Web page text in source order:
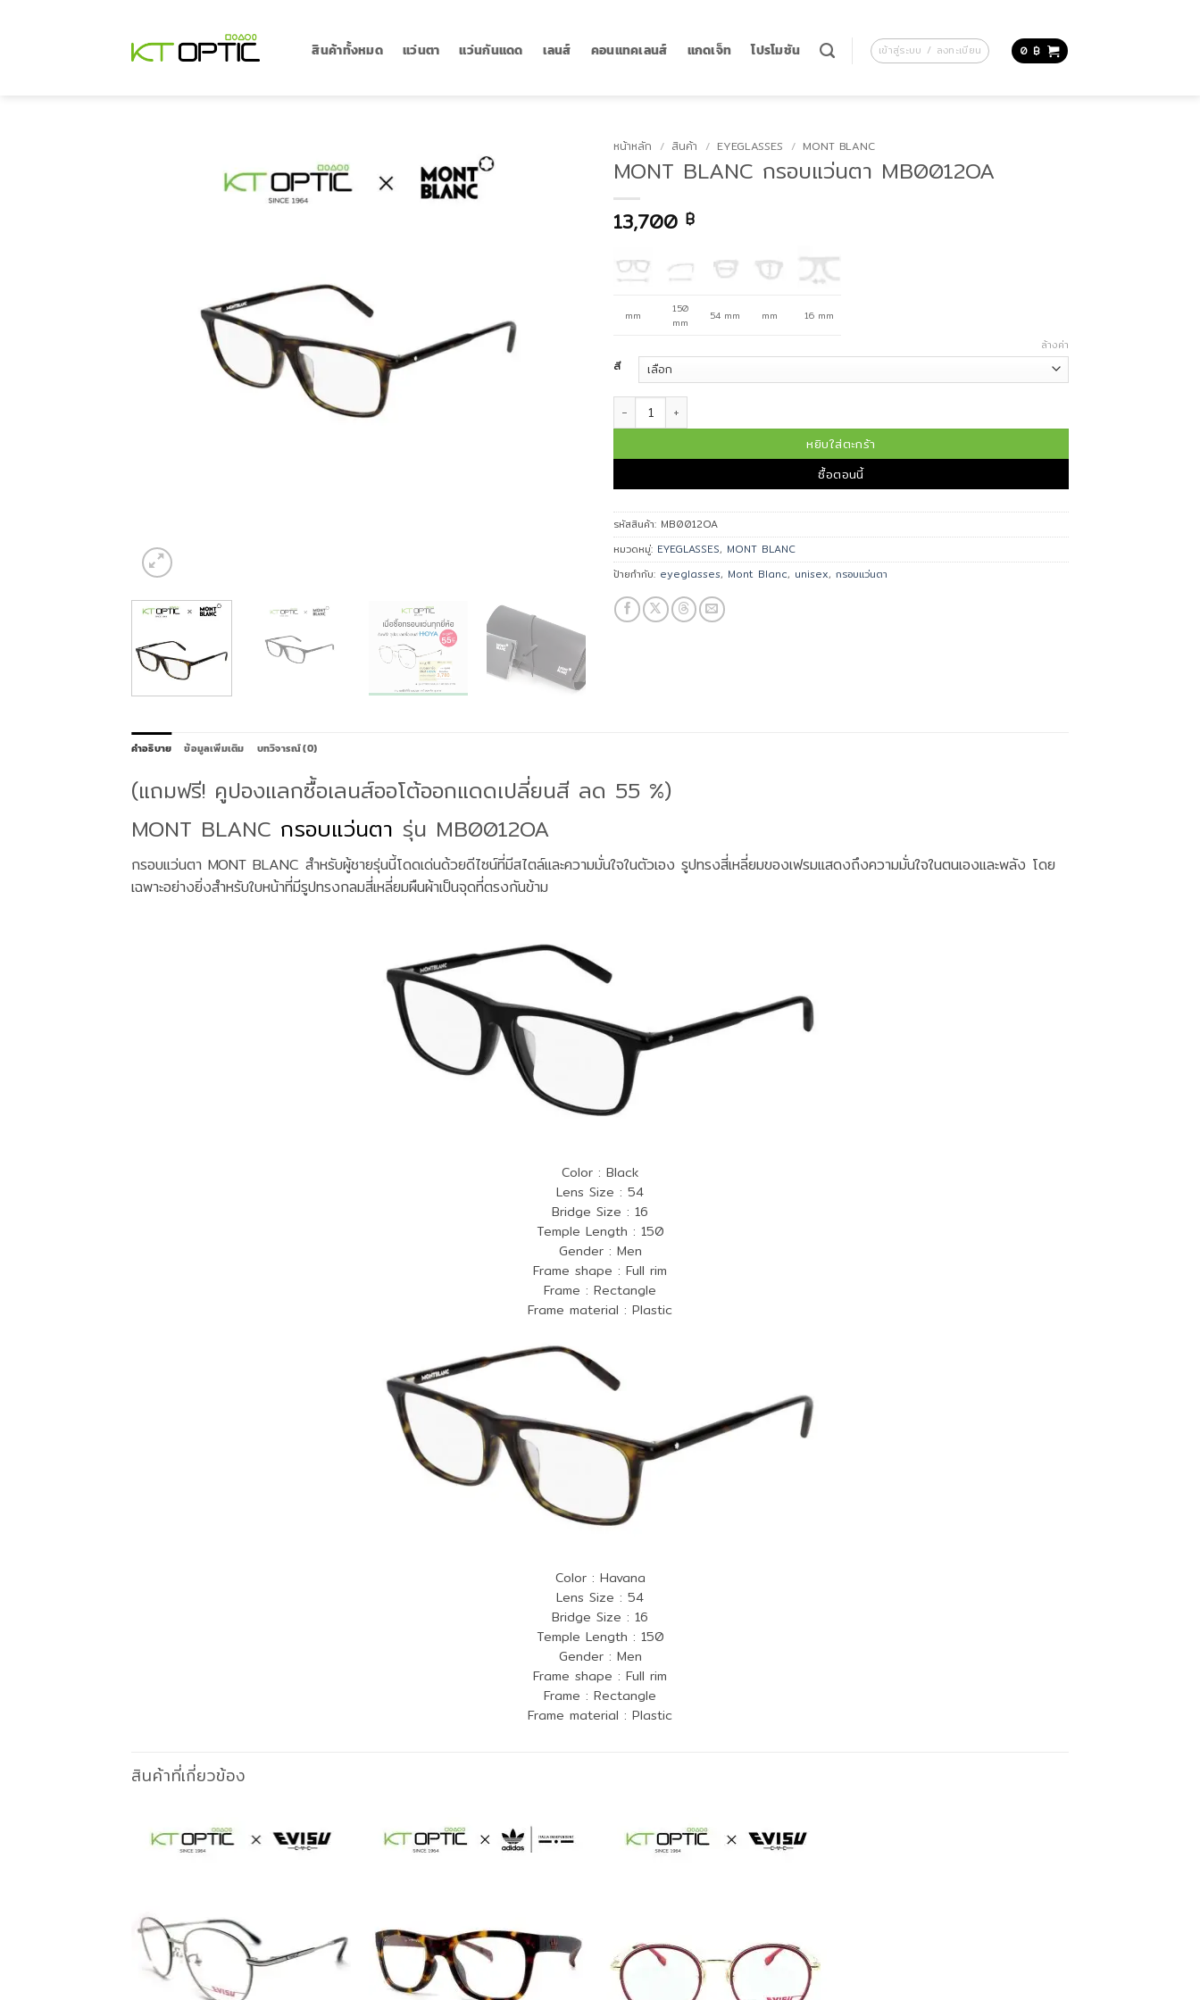
สินค้าทั้งหมด แว่นตา แว่นกันแดด เลนส์ คอนแทคเลนส์ แกดเจ็ท โปรโมชัน เข้าสู่ระบบ / ลงทะเบียน 0 ฿
หน้าหลัก / สินค้า / EYEGLASSES / MONT BLANC
MONT BLANC กรอบแว่นตา MB0012OA
13,700 ฿
mm
150
mm
54 mm mm 16 mm
สี
ล้างค่า
จำนวน MONT BLANC กรอบแว่นตา MB0012OA ชิ้น
หยิบใส่ตะกร้า
ซื้อตอนนี้
รหัสสินค้า: MB0012OA
หมวดหมู่: EYEGLASSES, MONT BLANC
ป้ายกำกับ: eyeglasses, Mont Blanc, unisex, กรอบแว่นตา
คำอธิบาย ข้อมูลเพิ่มเติม บทวิจารณ์ (0)
(แถมฟรี! คูปองแลกซื้อเลนส์ออโต้ออกแดดเปลี่ยนสี ลด 55 %)
MONT BLANC กรอบแว่นตา รุ่น MB0012OA
กรอบแว่นตา MONT BLANC สำหรับผู้ชายรุ่นนี้โดดเด่นด้วยดีไซน์ที่มีสไตล์และความมั่นใจในตัวเอง รูปทรงสี่เหลี่ยมของเฟรมแสดงถึงความมั่นใจในตนเองและพลัง โดย
เฉพาะอย่างยิ่งสำหรับใบหน้าที่มีรูปทรงกลมสี่เหลี่ยมผืนผ้าเป็นจุดที่ตรงกันข้าม
Color : Black
Lens Size : 54
Bridge Size : 16
Temple Length : 150
Gender : Men
Frame shape : Full rim
Frame : Rectangle
Frame material : Plastic
Color : Havana
Lens Size : 54
Bridge Size : 16
Temple Length : 150
Gender : Men
Frame shape : Full rim
Frame : Rectangle
Frame material : Plastic
สินค้าที่เกี่ยวข้อง